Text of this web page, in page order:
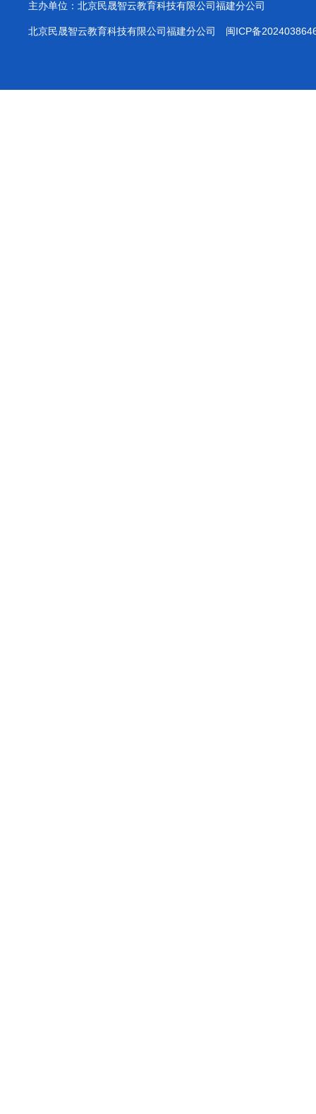
主办单位：北京民晟智云教育科技有限公司福建分公司
北京民晟智云教育科技有限公司福建分公司 闽ICP备